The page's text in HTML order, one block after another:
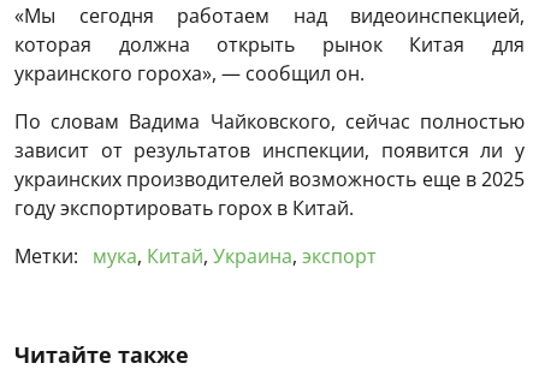
«Мы сегодня работаем над видеоинспекцией,
которая должна открыть рынок Китая для
украинского гороха», — сообщил он.
По словам Вадима Чайковского, сейчас полностью
зависит от результатов инспекции, появится ли у
украинских производителей возможность еще в 2025
году экспортировать горох в Китай.
Метки:
мука, Китай, Украина, экспорт
Читайте также